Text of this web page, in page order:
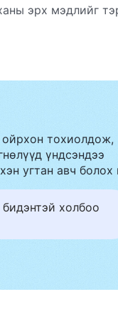
эрх мэдлийг
Үүнийг
тохиолдож,
үндсэндээ
угтан авч болох
холбоо